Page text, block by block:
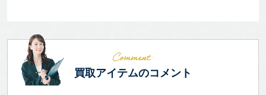
買取アイテムのコメント